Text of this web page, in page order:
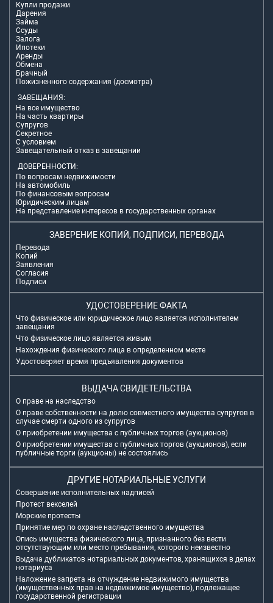
Купли продажи
Дарения
Займа
Ссуды
Залога
Ипотеки
Аренды
Обмена
Брачный
Пожизненного содержания (досмотра)
ЗАВЕЩАНИЯ:
На все имущество
На часть квартиры
Супругов
Секретное
С условием
Завещательный отказ в завещании
ДОВЕРЕННОСТИ:
По вопросам недвижимости
На автомобиль
По финансовым вопросам
Юридическим лицам
На представление интересов в государственных органах
ЗАВЕРЕНИЕ КОПИЙ, ПОДПИСИ, ПЕРЕВОДА
Перевода
Копий
Заявления
Согласия
Подписи
УДОСТОВЕРЕНИЕ ФАКТА
Что физическое или юридическое лицо является исполнителем
завещания
Что физическое лицо является живым
Нахождения физического лица в определенном месте
Удостоверяет время предъявления документов
ВЫДАЧА СВИДЕТЕЛЬСТВА
О праве на наследство
О праве собственности на долю совместного имущества супругов в
случае смерти одного из супругов
О приобретении имущества с публичных торгов (аукционов)
О приобретении имущества с публичных торгов (аукционов), если
публичные торги (аукционы) не состоялись
ДРУГИЕ НОТАРИАЛЬНЫЕ УСЛУГИ
Совершение исполнительных надписей
Протест векселей
Морские протесты
Принятие мер по охране наследственного имущества
Опись имущества физического лица, признанного без вести
отсутствующим или место пребывания, которого неизвестно
Выдача дубликатов нотариальных документов, хранящихся в делах
нотариуса
Наложение запрета на отчуждение недвижимого имущества
(имущественных прав на недвижимое имущество), подлежащее
государственной регистрации